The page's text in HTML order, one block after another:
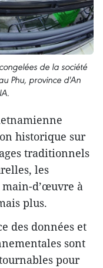
de la société
Phu, province d'An
historique sur
traditionnels
les
d’œuvre à
plus.
des données et
sont
pour